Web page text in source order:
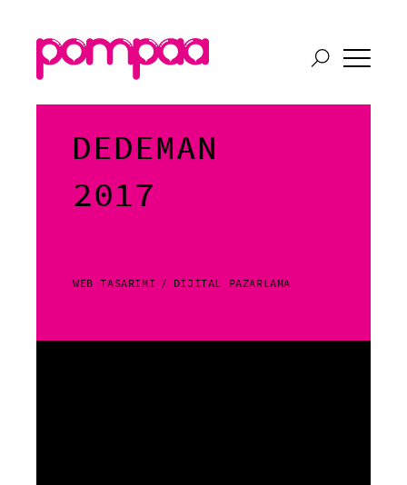
DEDEMAN
2017
WEB TASARIMI DİJİTAL PAZARLAMA